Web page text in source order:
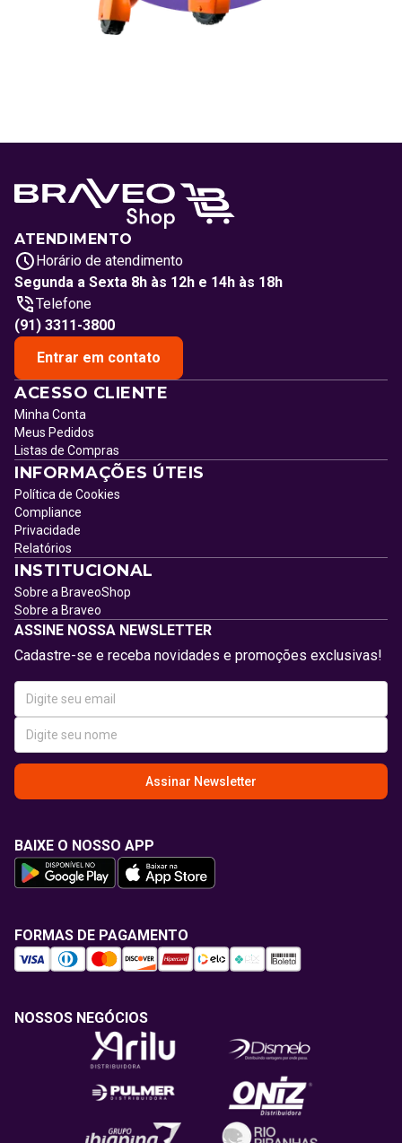
ATENDIMENTO
Horário de atendimento
Segunda a Sexta 8h às 12h e 14h às 18h
Telefone
(91) 3311-3800
Entrar em contato
ACESSO CLIENTE
Minha Conta
Meus Pedidos
Listas de Compras
INFORMAÇÕES ÚTEIS
Política de Cookies
Compliance
Privacidade
Relatórios
INSTITUCIONAL
Sobre a BraveoShop
Sobre a Braveo
ASSINE NOSSA NEWSLETTER
Cadastre-se e receba novidades e promoções exclusivas!
Assinar Newsletter
BAIXE O NOSSO APP
FORMAS DE PAGAMENTO
NOSSOS NEGÓCIOS